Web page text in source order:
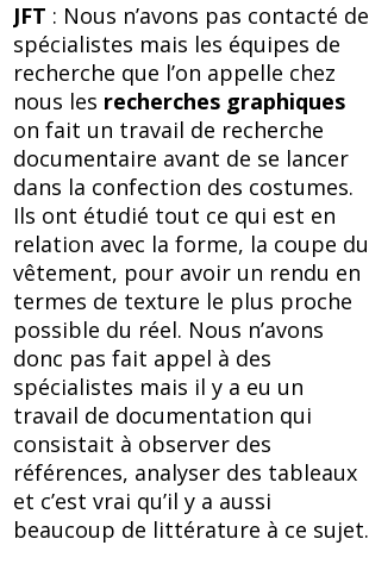
JFT : Nous n’avons pas contacté de
spécialistes mais les équipes de
recherche que l’on appelle chez
nous les recherches graphiques
on fait un travail de recherche
documentaire avant de se lancer
dans la confection des costumes.
Ils ont étudié tout ce qui est en
relation avec la forme, la coupe du
vêtement, pour avoir un rendu en
termes de texture le plus proche
possible du réel. Nous n’avons
donc pas fait appel à des
spécialistes mais il y a eu un
travail de documentation qui
consistait à observer des
références, analyser des tableaux
et c’est vrai qu’il y a aussi
beaucoup de littérature à ce sujet.